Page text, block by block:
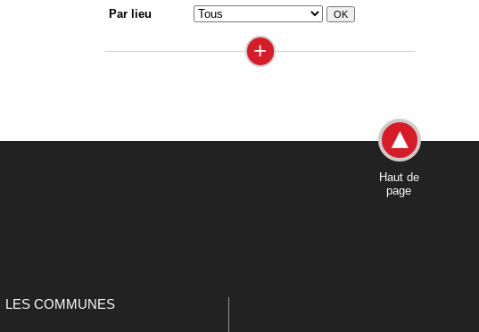
Par lieu
+
Haut de
page
LES COMMUNES